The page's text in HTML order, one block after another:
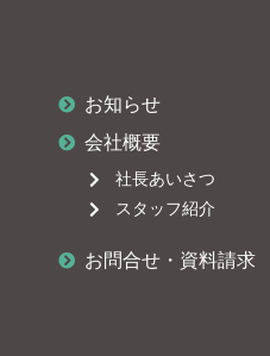
お知らせ
会社概要
社長あいさつ
スタッフ紹介
お問合せ・資料請求